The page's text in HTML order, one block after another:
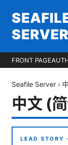
SERVER
FRONT PAGE
Seafile Server ›
中文 (
LEAD STORY ·